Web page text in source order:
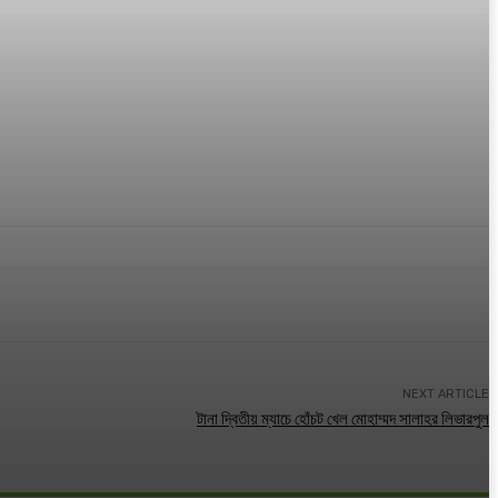
NEXT ARTICLE
টানা দ্বিতীয় ম্যাচে হোঁচট খেল মোহাম্মদ সালাহর লিভারপুল